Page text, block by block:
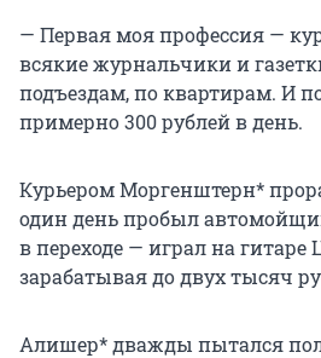
— Первая моя профессия —
всякие журнальчики и
подъездам, по квартирам. И
примерно 300 рублей в день.
Курьером Моргенштерн*
один день пробыл
в переходе — играл на гитаре
зарабатывая до двух тысяч
Алишер* дважды пытался